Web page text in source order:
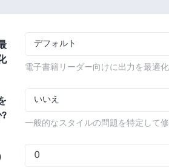
デフォルト
電子書籍リーダー向けに出力を最適
いいえ
一般的なスタイルの問題を特定して